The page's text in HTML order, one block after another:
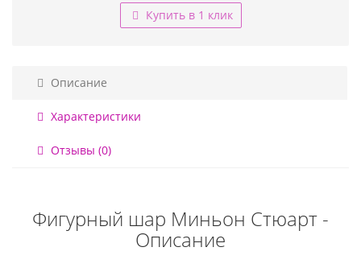
Купить в 1 клик
Описание
Характеристики
Отзывы (0)
Фигурный шар Миньон Стюарт -
Описание